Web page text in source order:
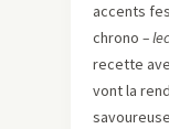
accents
chrono –
recette
vont la